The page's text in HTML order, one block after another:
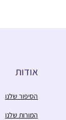
אודות
הסיפור שלנו
המורות שלנו